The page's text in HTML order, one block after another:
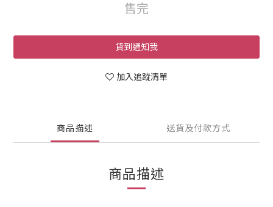
售完
貨到通知我
加入追蹤清單
商品描述 送貨及付款方式
商品描述